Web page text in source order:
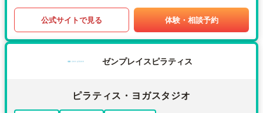
公式サイトで見る 体験・相談予約
ゼンプレイスピラティス
ピラティス・ヨガスタジオ